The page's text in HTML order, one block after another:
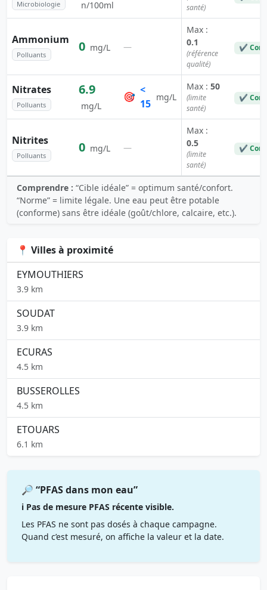
Microbiologie n/100ml
santé)
Ammonium
Polluants
0 mg/L —
Max :
0.1
(référence
qualité)
✔
Nitrates
Polluants
6.9
mg/L
🎯
<
15
mg/L
Max : 50
(limite
santé)
✔
Nitrites
Polluants
0 mg/L —
Max :
0.5
(limite
santé)
✔
Comprendre : “Cible idéale” = optimum santé/confort.
“Norme” = limite légale. Une eau peut être potable
(conforme) sans être idéale (goût/chlore, calcaire, etc.).
📍 Villes à proximité
EYMOUTHIERS
3.9 km
SOUDAT
3.9 km
ECURAS
4.5 km
BUSSEROLLES
4.5 km
ETOUARS
6.1 km
🔎 “PFAS dans mon eau”
ℹ️ Pas de mesure PFAS récente visible.
Les PFAS ne sont pas dosés à chaque campagne.
Quand c’est mesuré, on affiche la valeur et la date.